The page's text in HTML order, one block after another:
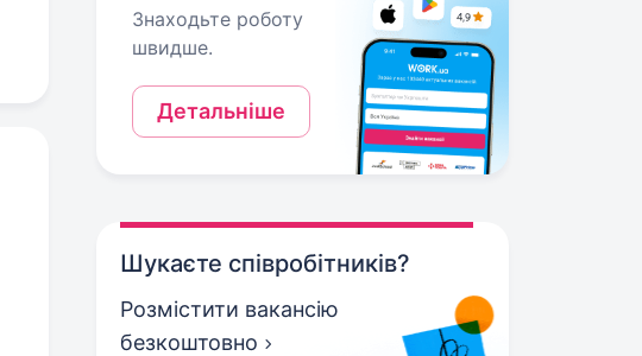
Знаходьте роботу
швидше.
Детальніше
Шукаєте співробітників?
Розмістити вакансію
безкоштовно